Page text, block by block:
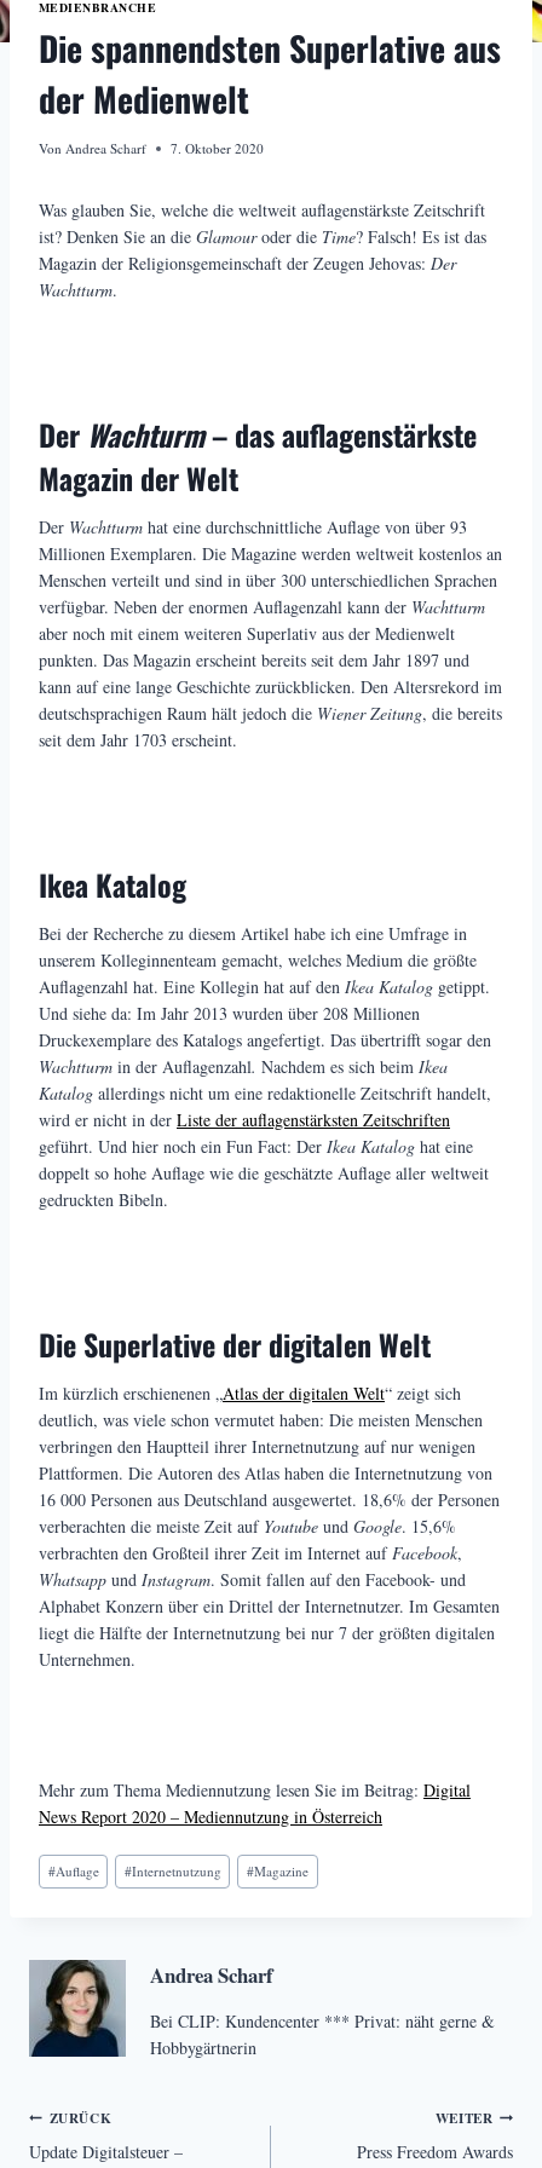
MEDIENBRANCHE
Die spannendsten Superlative aus
der Medienwelt
Von Andrea Scharf 7. Oktober 2020
Was glauben Sie, welche die weltweit auflagenstärkste Zeitschrift
ist? Denken Sie an die Glamouroder die Time? Falsch! Es ist das
Magazin der Religionsgemeinschaft der Zeugen Jehovas: Der
Wachtturm.
Der Wachturm– das auflagenstärkste
Magazin der Welt
Der Wachtturm hat eine durchschnittliche Auflage von über 93
Millionen Exemplaren. Die Magazine werden weltweit kostenlos an
Menschen verteilt und sind in über 300 unterschiedlichen Sprachen
verfügbar. Neben der enormen Auflagenzahl kann der Wachtturm
aber noch mit einem weiteren Superlativ aus der Medienwelt
punkten. Das Magazin erscheint bereits seit dem Jahr 1897 und
kann auf eine lange Geschichte zurückblicken. Den Altersrekord im
deutschsprachigen Raum hält jedoch die Wiener Zeitung, die bereits
seit dem Jahr 1703 erscheint.
Ikea Katalog
Bei der Recherche zu diesem Artikel habe ich eine Umfrage in
unserem Kolleginnenteam gemacht, welches Medium die größte
Auflagenzahl hat. Eine Kollegin hat auf den Ikea Katalog getippt.
Und siehe da: Im Jahr 2013 wurden über 208 Millionen
Druckexemplare des Katalogs angefertigt. Das übertrifft sogar den
Wachtturm in der Auflagenzahl. Nachdem es sich beim Ikea
Katalog allerdings nicht um eine redaktionelle Zeitschrift handelt,
wird er nicht in der Liste der auflagenstärksten Zeitschriften
geführt. Und hier noch ein Fun Fact: Der Ikea Katalog hat eine
doppelt so hohe Auflage wie die geschätzte Auflage aller weltweit
gedruckten Bibeln.
Die Superlative der digitalen Welt
Im kürzlich erschienenen „Atlas der digitalen Welt“ zeigt sich
deutlich, was viele schon vermutet haben: Die meisten Menschen
verbringen den Hauptteil ihrer Internetnutzung auf nur wenigen
Plattformen. Die Autoren des Atlas haben die Internetnutzung von
16 000 Personen aus Deutschland ausgewertet. 18,6% der Personen
verberachten die meiste Zeit auf Youtube und Google. 15,6%
verbrachten den Großteil ihrer Zeit im Internet aufFacebook,
Whatsapp und Instagram. Somit fallen auf den Facebook- und
Alphabet Konzern über ein Drittel der Internetnutzer. Im Gesamten
liegt die Hälfte der Internetnutzung bei nur 7 der größten digitalen
Unternehmen.
Mehr zum Thema Mediennutzung lesen Sie im Beitrag: Digital
News Report 2020 – Mediennutzung in Österreich
Schlagworte:
#Auflage #Internetnutzung #Magazine
Andrea Scharf
Bei CLIP: Kundencenter *** Privat: näht gerne &
Hobbygärtnerin
Beitragsnavigation
ZURÜCK
Update Digitalsteuer –
WEITER
Press Freedom Awards